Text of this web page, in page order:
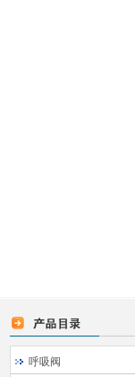
呼吸阀